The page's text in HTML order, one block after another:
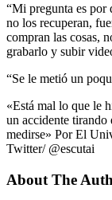
“Mi pregunta es por
no los recuperan,
compran las cosas,
grabarlo y subir
“Se le metió un
«Está mal lo que le
un accidente
medirse» Por El
Twitter/ @escutai
About The